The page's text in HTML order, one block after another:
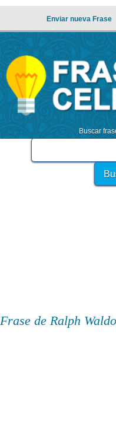
Enviar nueva Frase
Buscar
Frase de Ralph